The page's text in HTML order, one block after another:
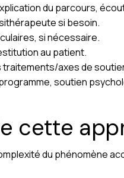
du parcours,
si besoin.
si nécessaire.
au patient.
traitements/axes de
soutien
cette
du phénomène